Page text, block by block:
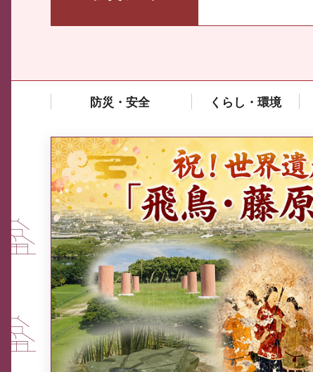
防災・安全 くらし・環境
中東情勢や原油価格上昇の影響
を受ける中小企業向け相談窓口
について
ふるさと納税なら、奈良